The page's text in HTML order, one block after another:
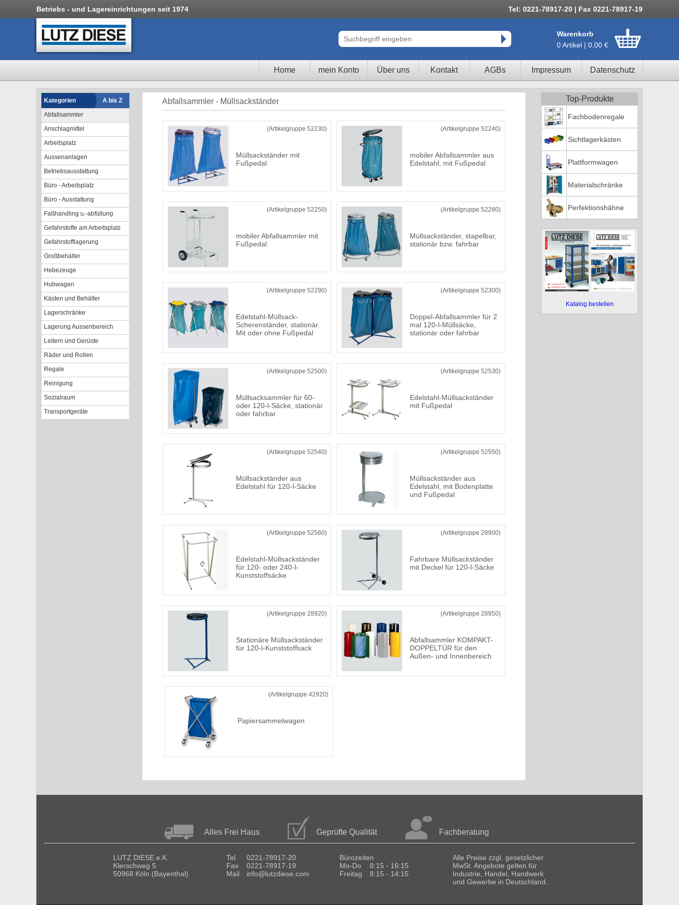
Betriebs - und Lagereinrichtungen seit 1974 Tel: 0221-78917-20 | Fax 0221-78917-19
Warenkorb
0 Artikel | 0,00 €
Home mein Konto Über uns Kontakt AGBs Impressum Datenschutz
Kategorien
A bis Z
Abfallsammler
Anschlagmittel
Arbeitsplatz
Aussenanlagen
Betriebsausstattung
Büro - Arbeitsplatz
Büro - Ausstattung
Faßhandling u.-abfüllung
Gefahrstoffe am Arbeitsplatz
Gefahrstofflagerung
Großbehälter
Hebezeuge
Hubwagen
Kästen und Behälter
Lagerschränke
Lagerung Aussenbereich
Leitern und Gerüste
Räder und Rollen
Regale
Reinigung
Sozialraum
Transportgeräte
Abfallsammler - Müllsackständer
(Artikelgruppe 52230)
Müllsackständer mit
Fußpedal
(Artikelgruppe 52240)
mobiler Abfallsammler aus
Edelstahl, mit Fußpedal
(Artikelgruppe 52250)
mobiler Abfallsammler mit
Fußpedal
(Artikelgruppe 52280)
Müllsackständer, stapelbar,
stationär bzw. fahrbar
(Artikelgruppe 52290)
Edelstahl-Müllsack-
Scherenständer, stationär.
Mit oder ohne Fußpedal
(Artikelgruppe 52300)
Doppel-Abfallsammler für 2
mal 120-l-Müllsäcke,
stationär oder fahrbar
(Artikelgruppe 52500)
Müllsacksammler für 60-
oder 120-l-Säcke, stationär
oder fahrbar
(Artikelgruppe 52530)
Edelstahl-Müllsackständer
mit Fußpedal
(Artikelgruppe 52540)
Müllsackständer aus
Edelstahl für 120-l-Säcke
(Artikelgruppe 52550)
Müllsackständer aus
Edelstahl, mit Bodenplatte
und Fußpedal
(Artikelgruppe 52560)
Edelstahl-Müllsackständer
für 120- oder 240-l-
Kunststoffsäcke
(Artikelgruppe 28900)
Fahrbare Müllsackständer
mit Deckel für 120-l-Säcke
(Artikelgruppe 28920)
Stationäre Müllsackständer
für 120-l-Kunststoffsack
(Artikelgruppe 28950)
Abfallsammler KOMPAKT-
DOPPELTÜR für den
Außen- und Innenbereich
(Artikelgruppe 42920)
Papiersammelwagen
Top-Produkte
Fachbodenregale
Sichtlagerkästen
Plattformwagen
Materialschränke
Perfektionshähne
Katalog bestellen
Alles Frei Haus Geprüfte Qualität Fachberatung
LUTZ DIESE e.K.
Klerschweg 5
50968 Köln (Bayenthal)
Tel
0221-78917-20
Fax
0221-78917-19
Mail
info@lutzdiese.com
Bürozeiten
Mo-Do
8:15 - 16:15
Freitag
8:15 - 14:15
Alle Preise zzgl. gesetzlicher
MwSt. Angebote gelten für
Industrie, Handel, Handwerk
und Gewerbe in Deutschland.